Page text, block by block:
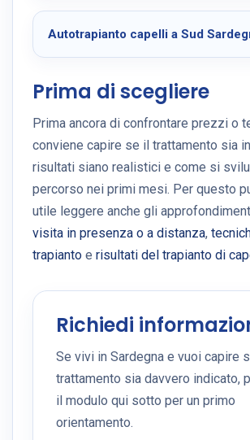
Autotrapianto capelli a Sud
Prima di scegliere
Prima ancora di confrontare prezzi o
conviene capire se il trattamento sia
risultati siano realistici e come si
percorso nei primi mesi. Per questo
utile leggere anche gli
visita in presenza o a distanza,
trapianto e risultati del trapianto di
Richiedi
Se vivi in Sardegna e vuoi capire
trattamento sia davvero indicato,
il modulo qui sotto per un primo
orientamento.